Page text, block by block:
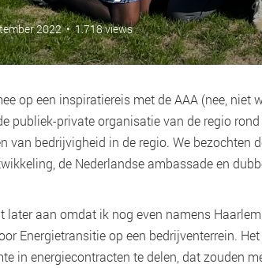
2022 •1.718 views
op een inspiratiereis met de AAA (nee, niet
publiek-private organisatie van de regio
van bedrijvigheid in de regio. We bezochten
de Nederlandse ambassade en
later aan omdat ik nog even namens
Energietransitie op een bedrijventerrein.
in energiecontracten te delen, dat zouden